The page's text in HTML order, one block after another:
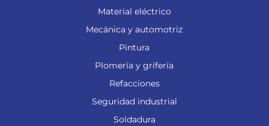
Material eléctrico
Mecánica y automotriz
Pintura
Plomería y grifería
Refacciones
Seguridad industrial
Soldadura